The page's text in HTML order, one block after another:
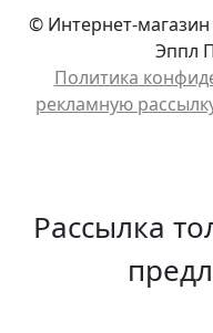
© Интернет-
Эппл
Политика
рекламную
Рассылка